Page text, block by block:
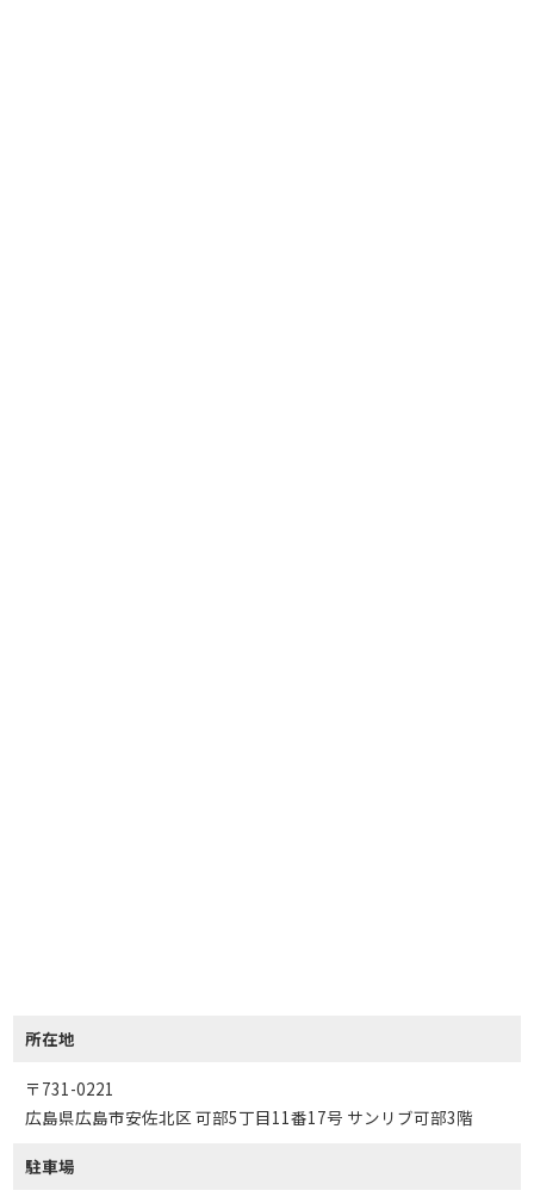
所在地
〒731-0221
広島県広島市安佐北区 可部5丁目11番17号 サンリブ可部3階
駐車場